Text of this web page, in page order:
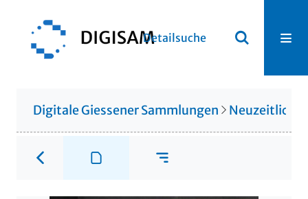
Detailsuche
Digitale Giessener Sammlungen Neuzeitliche